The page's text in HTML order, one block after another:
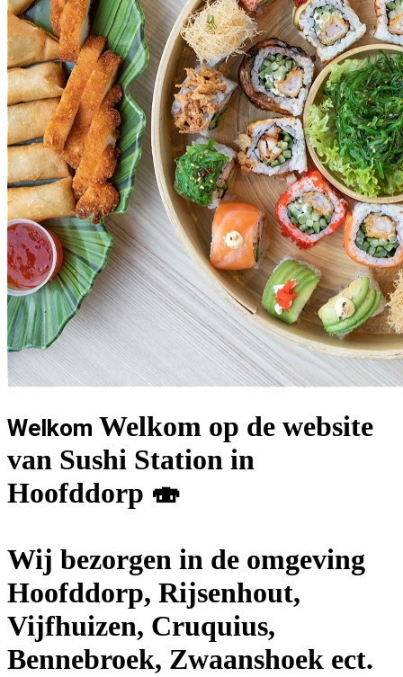
Welkom Welkom op de website
van Sushi Station in
Hoofddorp 🍣
Wij bezorgen in de omgeving
Hoofddorp, Rijsenhout,
Vijfhuizen, Cruquius,
Bennebroek, Zwaanshoek ect.